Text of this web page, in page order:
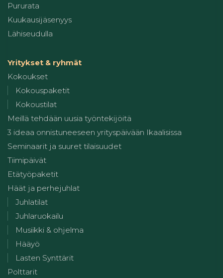
Pururata
Kuukausijäsenyys
Lähiseudulla
Yritykset & ryhmät
Kokoukset
Kokouspaketit
Kokoustilat
Meillä tehdään uusia työntekijöitä
3 ideaa onnistuneeseen yrityspäivään Ikaalisissa
Seminaarit ja suuret tilaisuudet
Tiimipäivät
Etätyöpaketit
Häät ja perhejuhlat
Juhlatilat
Juhlaruokailu
Musiikki & ohjelma
Hääyö
Lasten Synttärit
Polttarit